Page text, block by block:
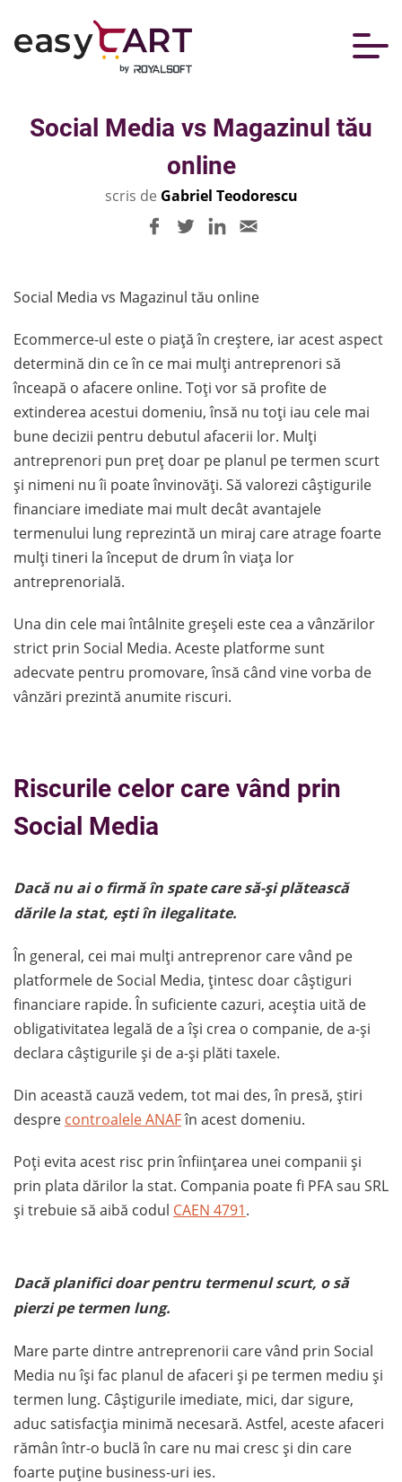
Social Media vs Magazinul tău
online
scris de Gabriel Teodorescu
Social Media vs Magazinul tău online
Ecommerce-ul este o piață în creștere, iar acest aspect
determină din ce în ce mai mulți antreprenori să
înceapă o afacere online. Toți vor să profite de
extinderea acestui domeniu, însă nu toți iau cele mai
bune decizii pentru debutul afacerii lor. Mulți
antreprenori pun preț doar pe planul pe termen scurt
și nimeni nu îi poate învinovăți. Să valorezi câștigurile
financiare imediate mai mult decât avantajele
termenului lung reprezintă un miraj care atrage foarte
mulți tineri la început de drum în viața lor
antreprenorială.
Una din cele mai întâlnite greșeli este cea a vânzărilor
strict prin Social Media. Aceste platforme sunt
adecvate pentru promovare, însă când vine vorba de
vânzări prezintă anumite riscuri.
Riscurile celor care vând prin
Social Media
Dacă nu ai o firmă în spate care să-și plătească
dările la stat, ești în ilegalitate.
În general, cei mai mulți antreprenor care vând pe
platformele de Social Media, țintesc doar câștiguri
financiare rapide. În suficiente cazuri, aceștia uită de
obligativitatea legală de a își crea o companie, de a-și
declara câștigurile și de a-și plăti taxele.
Din această cauză vedem, tot mai des, în presă, știri
despre controalele ANAFîn acest domeniu.
Poți evita acest risc prin înființarea unei companii și
prin plata dărilor la stat. Compania poate fi PFA sau SRL
și trebuie să aibă codul CAEN 4791.
Dacă planifici doar pentru termenul scurt, o să
pierzi pe termen lung.
Mare parte dintre antreprenorii care vând prin Social
Media nu își fac planul de afaceri și pe termen mediu și
termen lung. Câștigurile imediate, mici, dar sigure,
aduc satisfacția minimă necesară. Astfel, aceste afaceri
rămân într-o buclă în care nu mai cresc și din care
foarte puține business-uri ies.